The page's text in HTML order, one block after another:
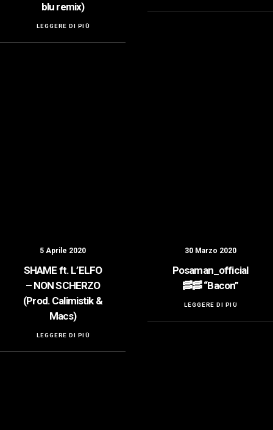
blu remix)
LEGGERE DI PIÙ
5 Aprile 2020
SHAME ft. L’ELFO
– NON SCHERZO
(Prod. Calimistik &
Macs)
LEGGERE DI PIÙ
30 Marzo 2020
Posaman_official
🥓🥓 “Bacon”
LEGGERE DI PIÙ